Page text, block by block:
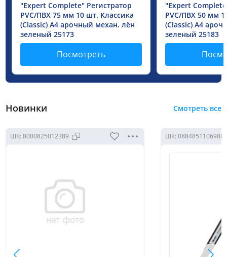
"Expert Complete" Регистратор
PVC/ПВХ 75 мм 10 шт. Классика
(Classic) A4 арочный механ. лён
зеленый 25173
Посмотреть
"Expert
PVC/ПВХ 50 мм
(Classic) A4
зеленый 25183
Новинки Смотреть все
ШК: 8000825012389 ШК: 0884851106988